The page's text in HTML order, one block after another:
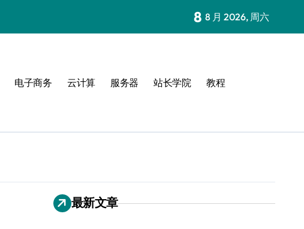
8 8 月 2026, 周六
电子商务 云计算 服务器 站长学院 教程
最新文章